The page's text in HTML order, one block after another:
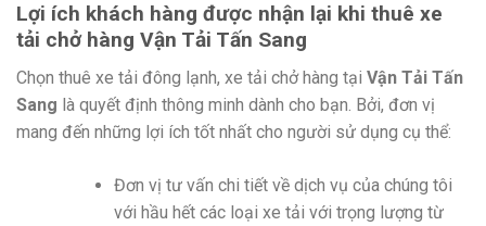
Lợi ích khách hàng được nhận lại khi thuê xe
tải chở hàng Vận Tải Tấn Sang
Chọn thuê xe tải đông lạnh, xe tải chở hàng tại Vận Tải Tấn
Sang là quyết định thông minh dành cho bạn. Bởi, đơn vị
mang đến những lợi ích tốt nhất cho người sử dụng cụ thể:
Đơn vị tư vấn chi tiết về dịch vụ của chúng tôi
với hầu hết các loại xe tải với trọng lượng từ